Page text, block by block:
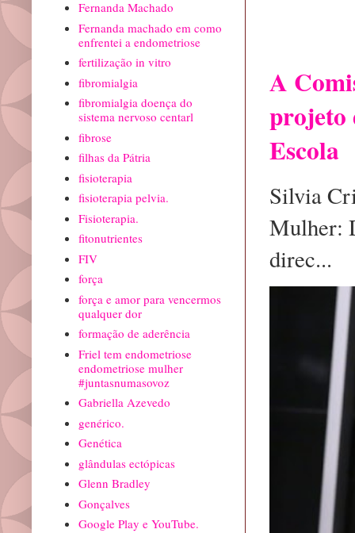
A
projeto
Escola
Silvia
Mulher:
direc...
Fernanda Machado
Fernanda machado em como
enfrentei a endometriose
fertilização in vitro
fibromialgia
fibromialgia doença do
sistema nervoso centarl
fibrose
filhas da Pátria
fisioterapia
fisioterapia pelvia.
Fisioterapia.
fitonutrientes
FIV
força
força e amor para vencermos
qualquer dor
formação de aderência
Friel tem endometriose
endometriose mulher
#juntasnumasovoz
Gabriella Azevedo
genérico.
Genética
glândulas ectópicas
Glenn Bradley
Gonçalves
Google Play e YouTube.